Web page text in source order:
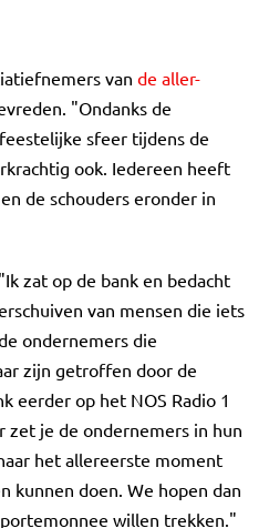
van de aller-
"Ondanks de
sfeer tijdens de
ook. Iedereen heeft
de schouders eronder in
zat op de bank en bedacht
van mensen die iets
ondernemers die
zijn getroffen door de
eerder op het NOS Radio 1
zet je de ondernemers in hun
het allereerste moment
kunnen doen. We hopen dan
willen trekken."